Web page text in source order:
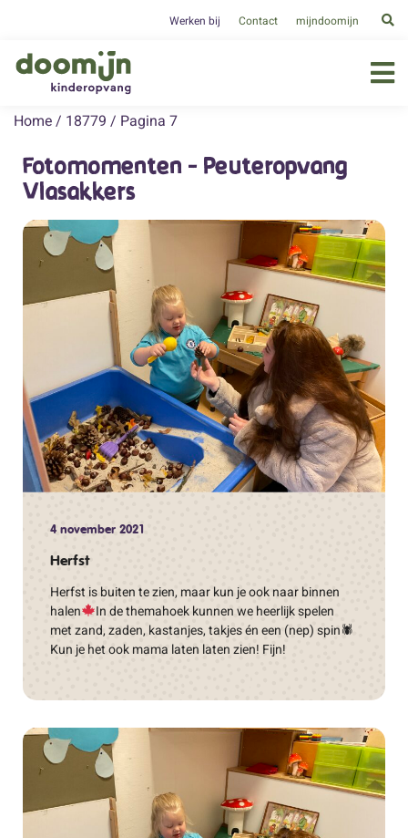
Werken bij Contact mijndoomijn
Home / 18779 / Pagina 7
Fotomomenten - Peuteropvang
Vlasakkers
4 november 2021
Herfst
Herfst is buiten te zien, maar kun je ook naar binnen
halen
In de themahoek kunnen we heerlijk spelen
met zand, zaden, kastanjes, takjes én een (nep) spin🕷
Kun je het ook mama laten laten zien! Fijn!